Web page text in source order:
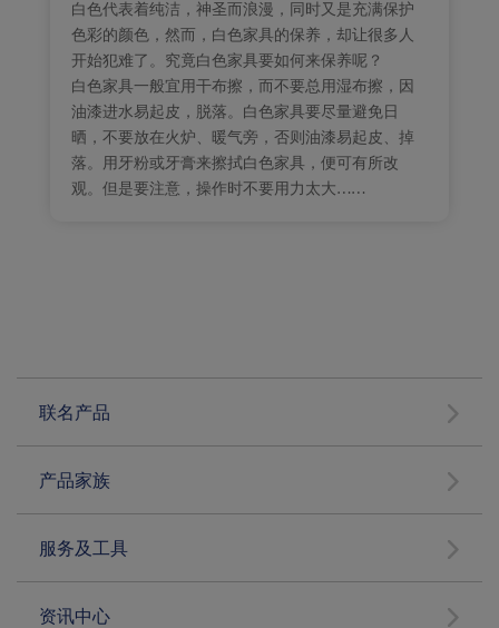
白色代表着纯洁，神圣而浪漫，同时又是充满保护
色彩的颜色，然而，白色家具的保养，却让很多人
开始犯难了。究竟白色家具要如何来保养呢？
白色家具一般宜用干布擦，而不要总用湿布擦，因
油漆进水易起皮，脱落。白色家具要尽量避免日
晒，不要放在火炉、暖气旁，否则油漆易起皮、掉
落。用牙粉或牙膏来擦拭白色家具，便可有所改
观。但是要注意，操作时不要用力太大……
联名产品
产品家族
服务及工具
资讯中心